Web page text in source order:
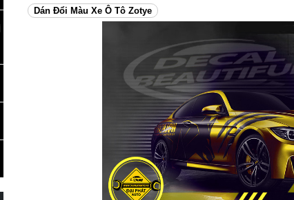
Dán Đổi Màu Xe Ô Tô Zotye